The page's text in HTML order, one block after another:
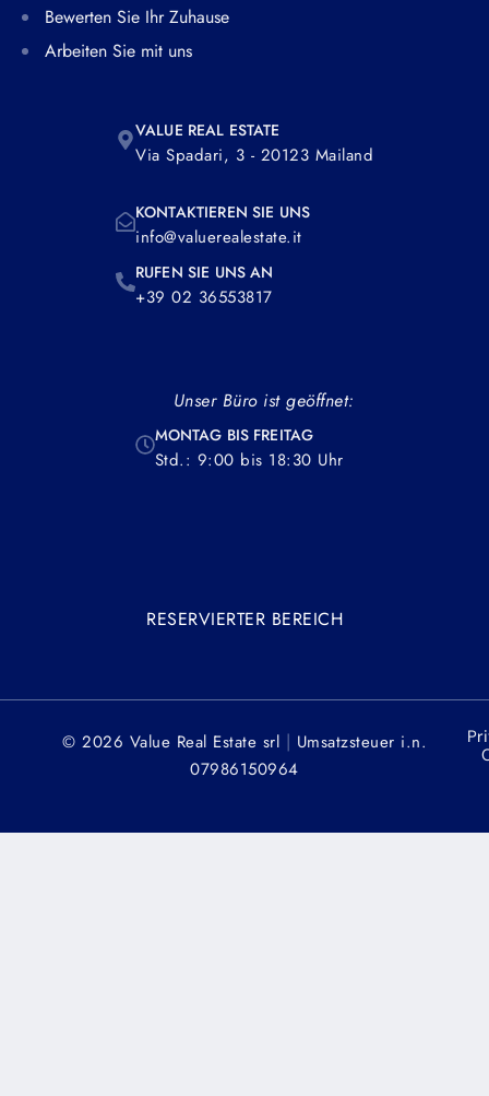
Bewerten Sie Ihr Zuhause
Arbeiten Sie mit uns
VALUE REAL ESTATE
Via Spadari, 3 - 20123 Mailand
KONTAKTIEREN SIE UNS
info@valuerealestate.it
RUFEN SIE UNS AN
+39 02 36553817
Unser Büro ist geöffnet:
MONTAG BIS FREITAG
Std.: 9:00 bis 18:30 Uhr
RESERVIERTER BEREICH
© 2026 Value Real Estate srl | Umsatzsteuer i.n.
07986150964